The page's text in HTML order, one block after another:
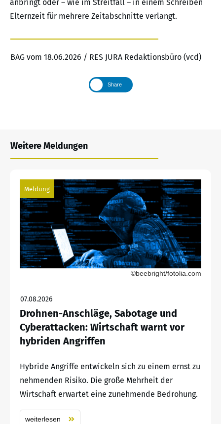
anbringt oder – wie im Streitfall – in einem Schreiben
Elternzeit für mehrere Zeitabschnitte verlangt.
BAG vom 18.06.2026 / RES JURA Redaktionsbüro (vcd)
Share
Weitere Meldungen
Meldung
©beebright/fotolia.com
07.08.2026
Drohnen-Anschläge, Sabotage und
Cyberattacken: Wirtschaft warnt vor
hybriden Angriffen
Hybride Angriffe entwickeln sich zu einem ernst zu
nehmenden Risiko. Die große Mehrheit der
Wirtschaft erwartet eine zunehmende Bedrohung.
weiterlesen